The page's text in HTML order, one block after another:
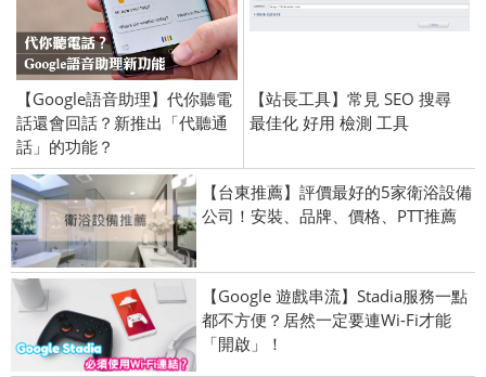
【Google語音助理】代你聽電
話還會回話？新推出「代聽通
話」的功能？
【站長工具】常見 SEO 搜尋
最佳化 好用 檢測 工具
【台東推薦】評價最好的5家衛浴設備
公司！安裝、品牌、價格、PTT推薦
【Google 遊戲串流】Stadia服務一點
都不方便？居然一定要連Wi-Fi才能
「開啟」！